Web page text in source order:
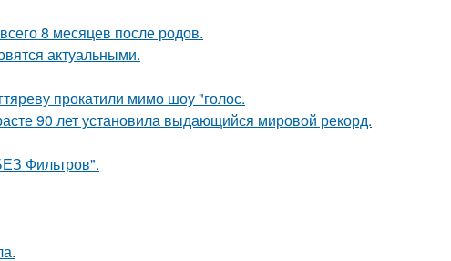
8 месяцев после родов.
актуальными.
прокатили мимо шоу "голос.
90 лет установила выдающийся мировой рекорд.
Фильтров".